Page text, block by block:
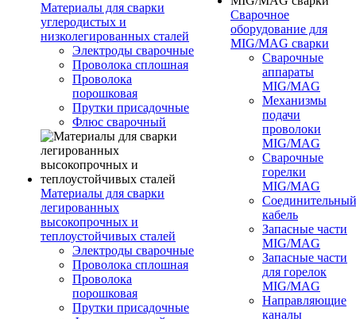
Материалы для сварки
углеродистых и
низколегированных сталей
Электроды сварочные
Проволока сплошная
Проволока
порошковая
Прутки присадочные
Флюс сварочный
Материалы для сварки
легированных
высокопрочных и
теплоустойчивых сталей
Электроды сварочные
Проволока сплошная
Проволока
порошковая
Прутки присадочные
Сварочное
оборудование для
MIG/MAG сварки
Сварочные
аппараты
MIG/MAG
Механизмы
подачи
проволоки
MIG/MAG
Сварочные
горелки
MIG/MAG
Соединительный
кабель
Запасные части
MIG/MAG
Запасные части
для горелок
MIG/MAG
Направляющие
каналы